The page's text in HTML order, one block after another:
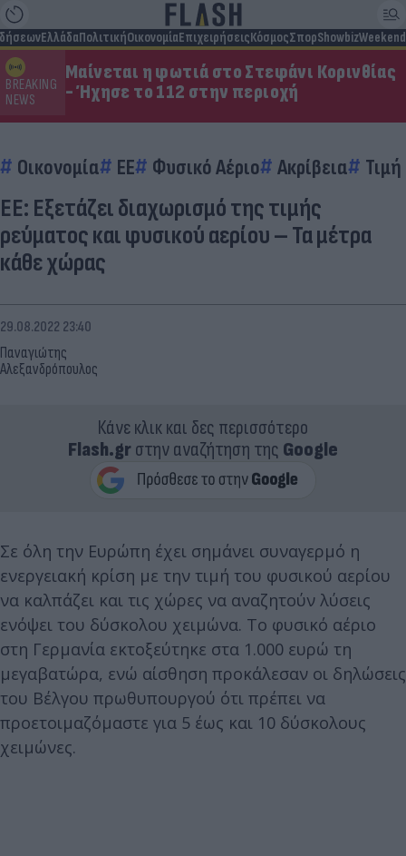
ΕλλάδαΠολιτικήΟικονομίαΕπιχειρήσειςΚόσμοςΣπορShowbizWeekend
BREAKING
NEWS
Μαίνεται η φωτιά στο Στεφάνι Κορινθίας
- Ήχησε το 112 στην περιοχή
Οικονομία EE Φυσικό Αέριο Ακρίβεια
ΕΕ: Εξετάζει διαχωρισμό της τιμής
ρεύματος και φυσικού αερίου – Τα μέτρα
κάθε χώρας
Παναγιώτης
Αλεξανδρόπουλος
29.08.2022 23:40
Κάνε κλικ και δες περισσότερο
Flash.grστην αναζήτηση της Google
Σε όλη την Ευρώπη έχει σημάνει συναγερμό η
ενεργειακή κρίση με την τιμή του φυσικού αερίου
να καλπάζει και τις χώρες να αναζητούν λύσεις
ενόψει του δύσκολου χειμώνα. Το φυσικό αέριο
στη Γερμανία εκτοξεύτηκε στα 1.000 ευρώ τη
μεγαβατώρα, ενώ αίσθηση προκάλεσαν οι δηλώσεις
του Βέλγου πρωθυπουργού ότι πρέπει να
προετοιμαζόμαστε για 5 έως και 10 δύσκολους
χειμώνες.